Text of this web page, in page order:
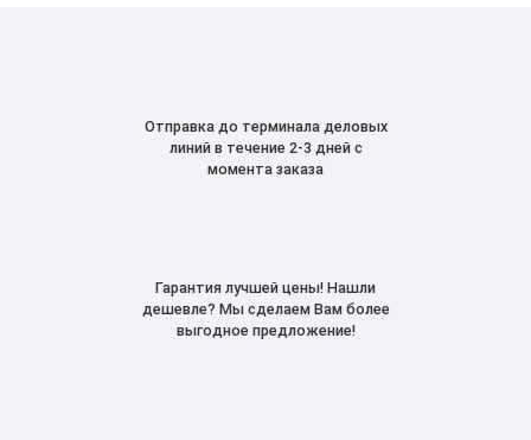
Отправка до терминала деловых
линий в течение 2-3 дней с
момента заказа
Гарантия лучшей цены! Нашли
дешевле? Мы сделаем Вам более
выгодное предложение!